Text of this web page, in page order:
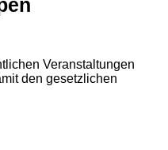
Veranstaltungen
den gesetzlichen